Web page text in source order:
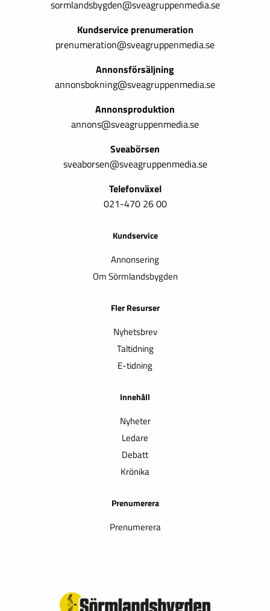
sormlandsbygden@sveagruppenmedia.se
Kundservice prenumeration
prenumeration@sveagruppenmedia.se
Annonsförsäljning
annonsbokning@sveagruppenmedia.se
Annonsproduktion
annons@sveagruppenmedia.se
Sveabörsen
sveaborsen@sveagruppenmedia.se
Telefonväxel
021-470 26 00
Kundservice
Annonsering
Om Sörmlandsbygden
Fler Resurser
Nyhetsbrev
Taltidning
E-tidning
Innehåll
Nyheter
Ledare
Debatt
Krönika
Prenumerera
Prenumerera